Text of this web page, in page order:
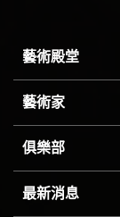
藝術殿堂
藝術家
俱樂部
最新消息